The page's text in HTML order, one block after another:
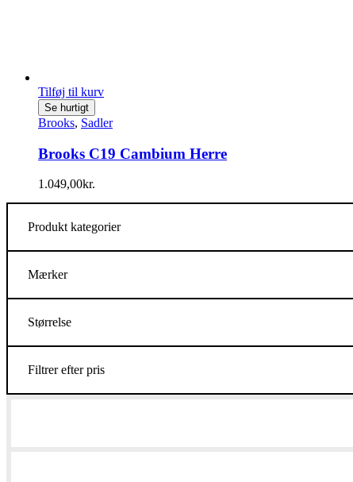
Tilføj til kurv
Se hurtigt
Brooks, Sadler
Brooks C19 Cambium Herre
1.049,00kr.
Produkt kategorier
Mærker
Størrelse
Filtrer efter pris